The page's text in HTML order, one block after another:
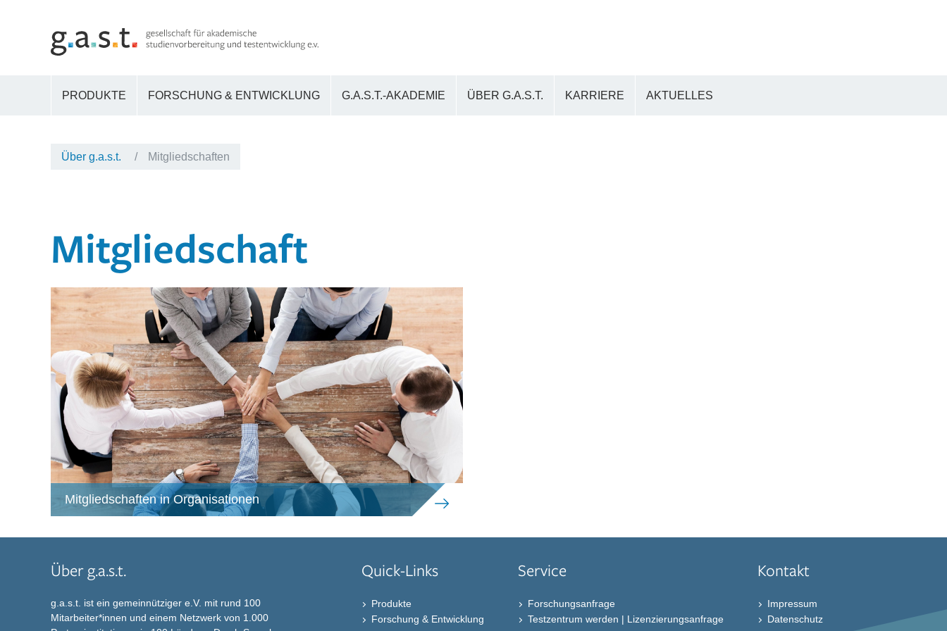
PRODUKTE FORSCHUNG & ENTWICKLUNG G.A.S.T.-AKADEMIE ÜBER G.A.S.T. KARRIERE AKTUELLES
Über g.a.s.t. Mitgliedschaften
Mitgliedschaft
Mitgliedschaften in Organisationen
Über g.a.s.t.
g.a.s.t. ist ein gemeinnütziger e.V. mit rund 100
Mitarbeiter*innen und einem Netzwerk von 1.000
Quick-Links
Produkte
Forschung & Entwicklung
Service
Forschungsanfrage
Testzentrum werden | Lizenzierungsanfrage
Kontakt
Impressum
Datenschutz